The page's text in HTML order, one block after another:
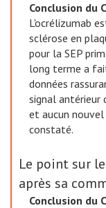
Conclusion du
L'ocrélizumab
sclérose en
pour la SEP
long terme a
données
signal antérieur
et aucun
constaté.
Le point sur
après sa
Conclusion du